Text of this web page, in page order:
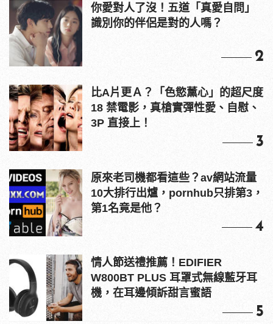
你愛對人了沒！五道「真愛自問」
識別你的伴侶是對的人嗎？
2
比A片更Ａ？「色慾薰心」的超尺度
18 禁電影，真槍實彈性愛、自慰、
3P 直接上！
3
原來老司機都看這些？av網站流量
10大排行出爐，pornhub只排第3，
第1名竟是他？
4
情人節送禮推薦！EDIFIER
W800BT PLUS 耳罩式無線藍牙耳
機，在耳邊傾訴甜言蜜語
5